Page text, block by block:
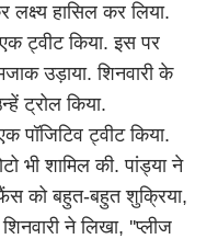
हासिल कर लिया.
एक ट्वीट किया. इस पर
उड़ाया. शिनवारी के
ट्रोल किया.
पॉजिटिव ट्वीट किया.
भी शामिल की. पांड्या ने
को बहुत-बहुत शुक्रिया,
ने लिखा, ''प्लीज